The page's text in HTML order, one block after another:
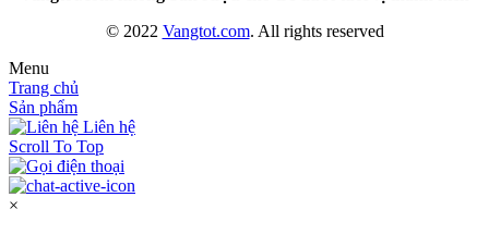
© 2022 Vangtot.com. All rights reserved
Menu
Trang chủ
Sản phẩm
Liên hệ
Scroll To Top
×